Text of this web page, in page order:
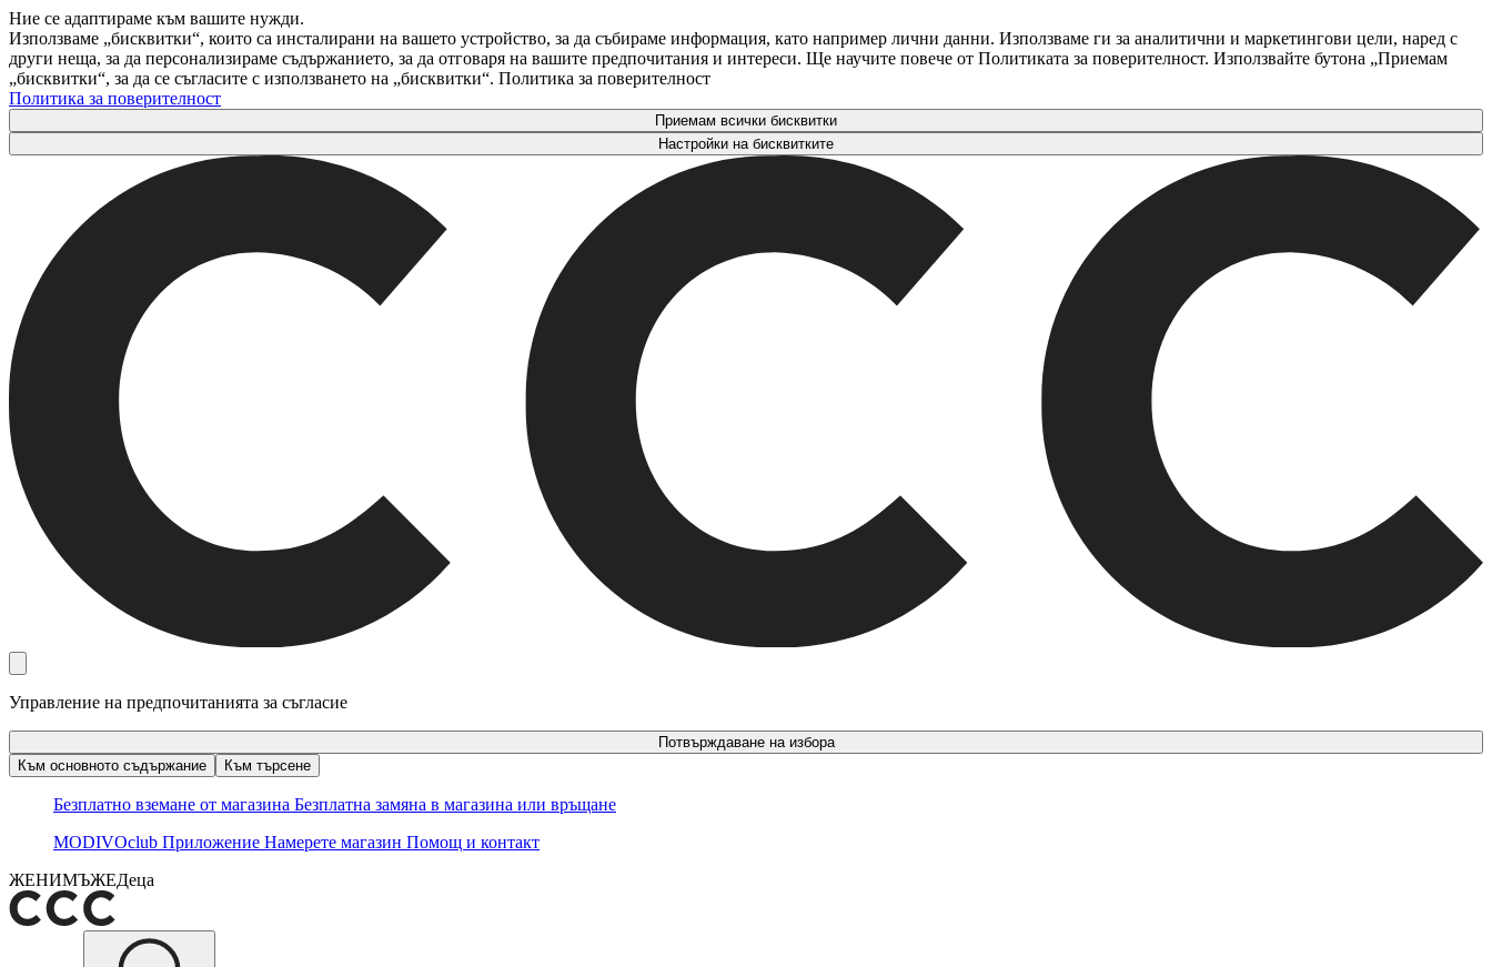
Ние се адаптираме към вашите нужди.
Използваме „бисквитки“, които са инсталирани на вашето устройство, за да събираме информация, като например лични данни. Използваме ги за аналитични и маркетингови цели, наред с
други неща, за да персонализираме съдържанието, за да отговаря на вашите предпочитания и интереси. Ще научите повече от Политиката за поверителност. Използвайте бутона „Приемам
„бисквитки“, за да се съгласите с използването на „бисквитки“. Политика за поверителност
Политика за поверителност
Приемам всички бисквитки
Настройки на бисквитките
Управление на предпочитанията за съгласие
Потвърждаване на избора
Към основното съдържание
Към търсене
Безплатно вземане от магазина Безплатна замяна в магазина или връщане
MODIVOclub Приложение Намерете магазин Помощ и контакт
ЖЕНИМЪЖЕДеца